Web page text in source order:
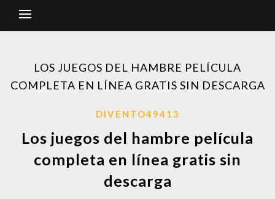
LOS JUEGOS DEL HAMBRE PELÍCULA
COMPLETA EN LÍNEA GRATIS SIN DESCARGA
DIVENTO49413
Los juegos del hambre película
completa en línea gratis sin
descarga